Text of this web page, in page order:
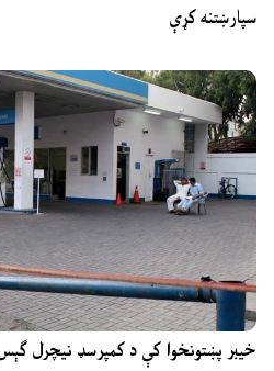
سپارښتنه کړې
خیبر پښتونخوا کې د کمپرسډ نیچرل